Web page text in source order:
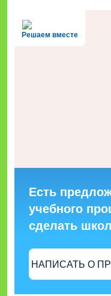
Решаем вместе
Есть
учебного
сделать
НАПИСАТЬ О